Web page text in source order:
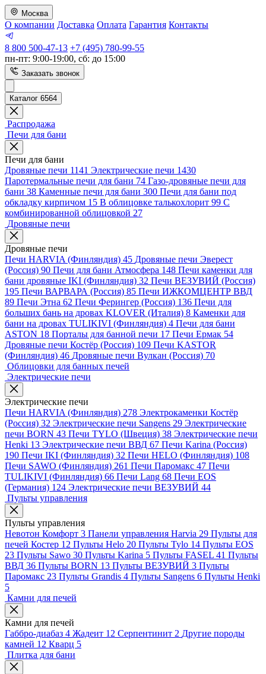
Москва
О компании Доставка Оплата Гарантия Контакты
8 800 500-47-13 +7 (495) 780-99-55
пн-пт: 9:00-19:00, сб: до 15:00
Заказать звонок
Каталог 6564
Распродажа
Печи для бани
Печи для бани
Дровяные печи 1141 Электрические печи 1430
Паротермальные печи для бани 74 Газо-дровяные печи для
бани 38 Каменные печи для бани 300 Печи для бани под
обкладку кирпичом 15 В облицовке талькохлорит 99 С
комбинированной облицовкой 27
Дровяные печи
Дровяные печи
Печи HARVIA (Финляндия) 45 Дровяные печи Эверест
(Россия) 90 Печи для бани Атмосфера 148 Печи каменки для
бани дровяные IKI (Финляндия) 32 Печи ВЕЗУВИЙ (Россия)
195 Печи ВАРВАРА (Россия) 85 Печи ИЖКОМЦЕНТР ВВД
89 Печи Этна 62 Печи Ферингер (Россия) 136 Печи для
больших бань на дровах KLOVER (Италия) 8 Каменки для
бани на дровах TULIKIVI (Финляндия) 4 Печи для бани
ASTON 18 Порталы для банной печи 17 Печи Ермак 54
Дровяные печи Костёр (Россия) 109 Печи KASTOR
(Финляндия) 46 Дровяные печи Вулкан (Россия) 70
Облицовки для банных печей
Электрические печи
Электрические печи
Печи HARVIA (Финляндия) 278 Электрокаменки Костёр
(Россия) 32 Электрические печи Sangens 29 Электрические
печи BORN 43 Печи TYLO (Швеция) 38 Электрические печи
Henki 13 Электрические печи ВВД 67 Печи Karina (Россия)
190 Печи IKI (Финляндия) 32 Печи HELO (Финляндия) 108
Печи SAWO (Финляндия) 261 Печи Паромакс 47 Печи
TULIKIVI (Финляндия) 66 Печи Lang 68 Печи EOS
(Германия) 124 Электрические печи ВЕЗУВИЙ 44
Пульты управления
Пульты управления
Невотон Комфорт 3 Панели управления Harvia 29 Пульты для
печей Костер 12 Пульты Helo 20 Пульты Tylo 14 Пульты EOS
23 Пульты Sawo 30 Пульты Karina 5 Пульты FASEL 41 Пульты
ВВД 36 Пульты BORN 13 Пульты ВЕЗУВИЙ 3 Пульты
Паромакс 23 Пульты Grandis 4 Пульты Sangens 6 Пульты Henki
5
Камни для печей
Камни для печей
Габбро-диабаз 4 Жадеит 12 Серпентинит 2 Другие породы
камней 12 Кварц 5
Плитка для бани